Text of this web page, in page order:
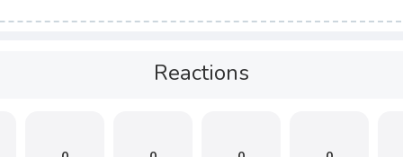
Reactions